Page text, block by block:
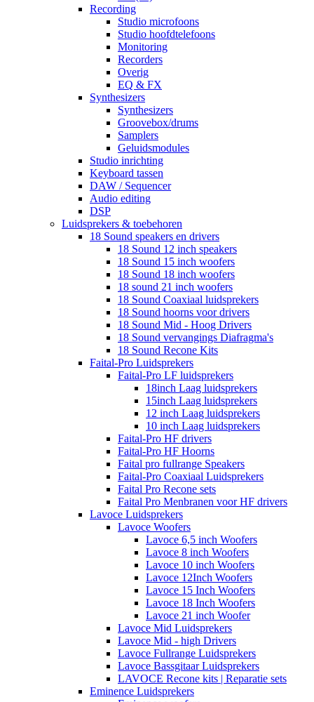
Recording
Studio microfoons
Studio hoofdtelefoons
Monitoring
Recorders
Overig
EQ & FX
Synthesizers
Synthesizers
Groovebox/drums
Samplers
Geluidsmodules
Studio inrichting
Keyboard tassen
DAW / Sequencer
Audio editing
DSP
Luidsprekers & toebehoren
18 Sound speakers en drivers
18 Sound 12 inch speakers
18 Sound 15 inch woofers
18 Sound 18 inch woofers
18 sound 21 inch woofers
18 Sound Coaxiaal luidsprekers
18 Sound hoorns voor drivers
18 Sound Mid - Hoog Drivers
18 Sound vervangings Diafragma's
18 Sound Recone Kits
Faital-Pro Luidsprekers
Faital-Pro LF luidsprekers
18inch Laag luidsprekers
15inch Laag luidsprekers
12 inch Laag luidsprekers
10 inch Laag luidsprekers
Faital-Pro HF drivers
Faital-Pro HF Hoorns
Faital pro fullrange Speakers
Faital-Pro Coaxiaal Luidsprekers
Faital Pro Recone sets
Faital Pro Menbranen voor HF drivers
Lavoce Luidsprekers
Lavoce Woofers
Lavoce 6,5 inch Woofers
Lavoce 8 inch Woofers
Lavoce 10 inch Woofers
Lavoce 12Inch Woofers
Lavoce 15 Inch Woofers
Lavoce 18 Inch Woofers
Lavoce 21 inch Woofer
Lavoce Mid Luidsprekers
Lavoce Mid - high Drivers
Lavoce Fullrange Luidsprekers
Lavoce Bassgitaar Luidsprekers
LAVOCE Recone kits | Reparatie sets
Eminence Luidsprekers